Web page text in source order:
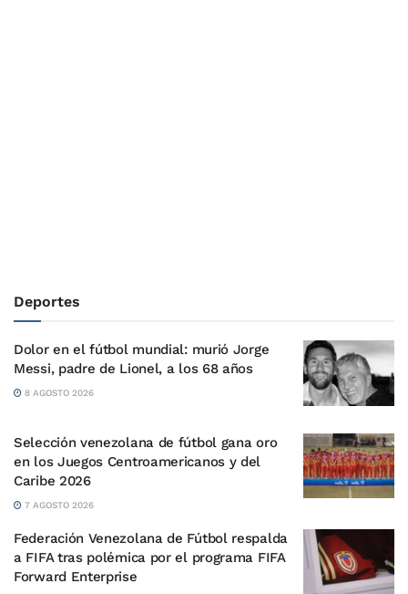
Deportes
Dolor en el fútbol mundial: murió Jorge
Messi, padre de Lionel, a los 68 años
8 AGOSTO 2026
Selección venezolana de fútbol gana oro
en los Juegos Centroamericanos y del
Caribe 2026
7 AGOSTO 2026
Federación Venezolana de Fútbol respalda
a FIFA tras polémica por el programa FIFA
Forward Enterprise